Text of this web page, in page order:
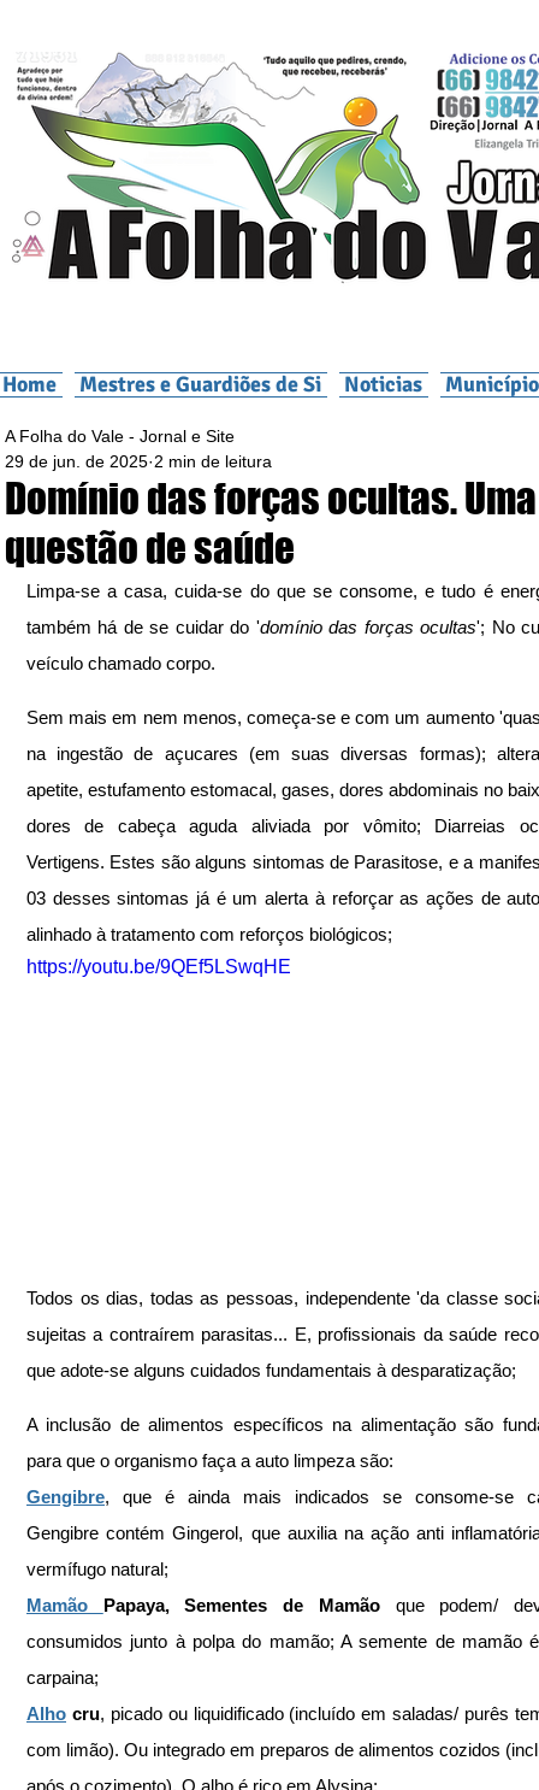
Home Mestres e Guardiões de Si Noticias
Domínio das forças ocultas. Uma
questão de saúde
A Folha do Vale - Jornal e Site
29 de jun. de 2025 2 min de leitura
Limpa-se a casa, cuida-se do que se consome, e tudo é
também há de se cuidar do 'domínio das forças ocultas'; No
veículo chamado corpo.
Sem mais em nem menos, começa-se e com um aumento
na ingestão de açucares (em suas diversas formas);
apetite, estufamento estomacal, gases, dores abdominais no
dores de cabeça aguda aliviada por vômito; Diarreias
Vertigens. Estes são alguns sintomas de Parasitose, e a
03 desses sintomas já é um alerta à reforçar as ações de
alinhado à tratamento com reforços biológicos;
https://youtu.be/9QEf5LSwqHE
Todos os dias, todas as pessoas, independente 'da classe
sujeitas a contraírem parasitas... E, profissionais da saúde
que adote-se alguns cuidados fundamentais à desparatização;
A inclusão de alimentos específicos na alimentação são
para que o organismo faça a auto limpeza são:
Gengibre, que é ainda mais indicados se consome-se
Gengibre contém Gingerol, que auxilia na ação anti
vermífugo natural;
Mamão Papaya, Sementes de Mamão que podem/
consumidos junto à polpa do mamão; A semente de mamão
carpaina;
Alho cru, picado ou liquidificado (incluído em saladas/ purês
com limão). Ou integrado em preparos de alimentos cozidos